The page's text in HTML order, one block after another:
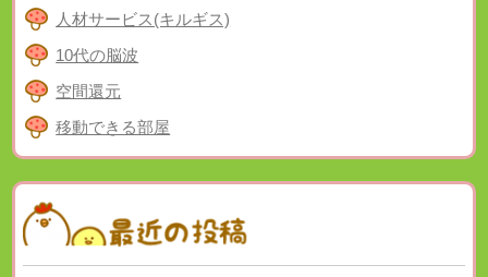
人材サービス(キルギス)
10代の脳波
空間還元
移動できる部屋